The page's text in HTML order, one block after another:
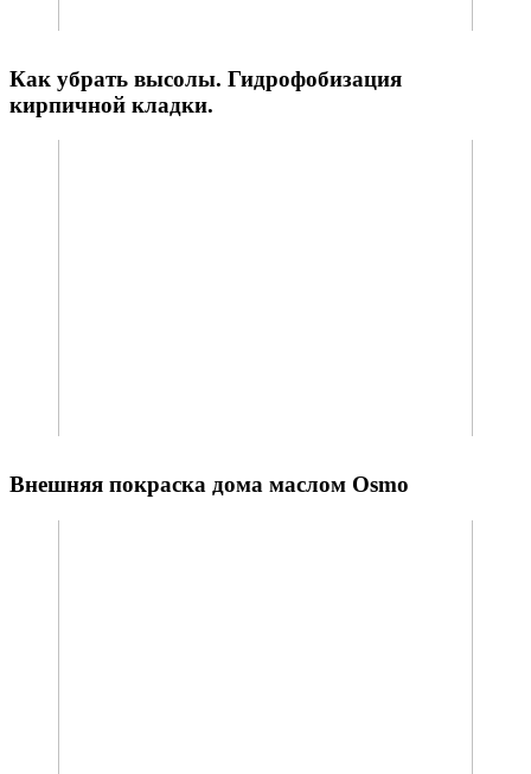
Как убрать высолы. Гидрофобизация
кирпичной кладки.
Внешняя покраска дома маслом Osmo